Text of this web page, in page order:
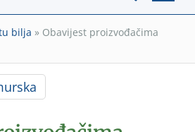
bilja » Obavijest proizvođačima